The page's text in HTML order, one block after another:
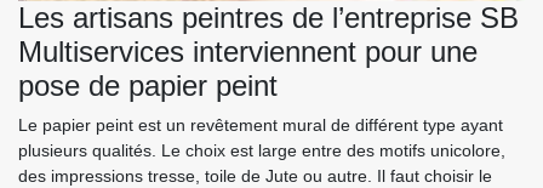
Les artisans peintres de l’entreprise SB
Multiservices interviennent pour une
pose de papier peint
Le papier peint est un revêtement mural de différent type ayant
plusieurs qualités. Le choix est large entre des motifs unicolore,
des impressions tresse, toile de Jute ou autre. Il faut choisir le